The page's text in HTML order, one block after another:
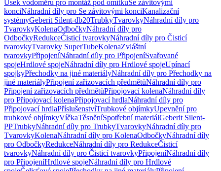
Úsek vodoměru pro montáž pod omítkuSe závitovými
konciNáhradní díly pro Se závitovými konciKanalizační
systémyGeberit Silent-db20TrubkyTvarovkyNáhradní díly pro
TvarovkyKolenaOdbočkyNáhradní díly pro
OdbočkyRedukceČisticí tvarovkyNáhradní díly pro Čisticí
tvarovkyTvarovky SuperTubeKolenaZvláštní
tvarovkyPřipojeníNáhradní díly pro PřipojeníSvařované
spojeHrdlové spojeNáhradní díly pro Hrdlové spojeUpínací
spojkyPřechodky na jiné materiályNáhradní díly pro Přechodky na
jiné materiályPřipojení zařizovacích předmětůNáhradní díly pro
Připojení zařizovacích předmětůPřipojovací kolenaNáhradní díly
pro Připojovací kolenaPřipojovací hrdlaNáhradní díly pro
Připojovací hrdlaPříslušenstvíTrubkové objímkyUpevnění pro
trubkové objímkyVíčkaTěsněníSpotřební materiálGeberit Silent-
PPTrubkyNáhradní díly pro TrubkyTvarovkyNáhradní díly pro
TvarovkyKolenaNáhradní díly pro KolenaOdbočkyNáhradní díly
pro OdbočkyRedukceNáhradní díly pro RedukceČisticí
tvarovkyNáhradní díly pro Čisticí tvarovkyPřipojeníNáhradní díly
pro PřipojeníHrdlové spojeNáhradní díly pro Hrdlové